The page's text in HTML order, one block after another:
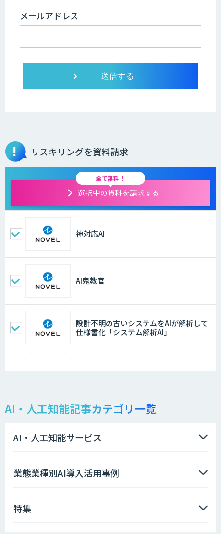
メールアドレス
リスキリングを資料請求
全て無料！
選択中の資料を請求する
神対応AI
AI鬼教官
設計不明の古いシステムをAIが解析して
仕様書化「システム解析AI」
オーダーメイドAI人材育成研修
AI/DX研修
AI・人工知能記事カテゴリ一覧
AI・人工知能サービス
業態業種別AI導入活用事例
特集